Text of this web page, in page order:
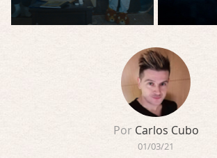
Por Carlos Cubo
01/03/21